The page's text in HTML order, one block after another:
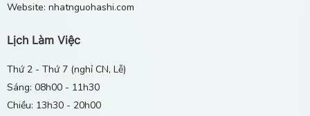
Website: nhatnguohashi.com
Lịch Làm Việc
Thứ 2 - Thứ 7 (nghỉ CN, Lễ)
Sáng: 08h00 - 11h30
Chiều: 13h30 - 20h00